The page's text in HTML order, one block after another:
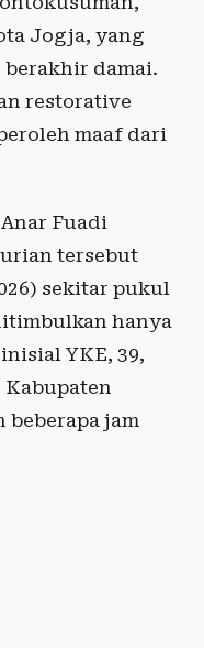
Jogja, yang
berakhir damai.
restorative
maaf dari
Fuadi
tersebut
sekitar pukul
hanya
YKE, 39,
beberapa jam